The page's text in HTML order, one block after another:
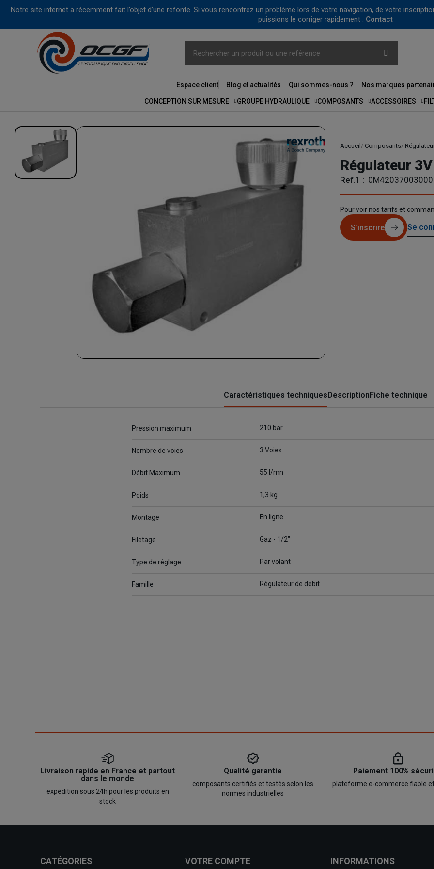
Notre site internet a récemment fait l’objet d’une refonte. Si vous rencontrez un problème lors de votre navigation, de votre
puissions le corriger rapidement : Contact
Espace client Blog et actualités Qui sommes-nous ? Nos marques
CONCEPTION SUR MESURE GROUPE HYDRAULIQUE COMPOSANTS ACCESSOIRES
Accueil Composants
Régulateur
Ref.1 :
Pour voir nos tarifs et
S’inscrire Se
Caractéristiques techniquesDescriptionFiche technique
Pression maximum 210 bar
Nombre de voies 3 Voies
Débit Maximum 55 l/mn
Poids 1,3 kg
Montage En ligne
Filetage Gaz - 1/2"
Type de réglage Par volant
Famille Régulateur de débit
Livraison rapide en France et partout
dans le monde
expédition sous 24h pour les produits en
stock
Qualité garantie
composants certifiés et testés selon les
normes industrielles
Paiement 100%
plateforme e-commerce fiable
CATÉGORIES VOTRE COMPTE INFORMATIONS